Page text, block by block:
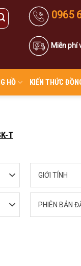
0965
Miễn phí
HỒ KIẾN THỨC
T
GIỚI TÍNH
PHIÊN BẢN